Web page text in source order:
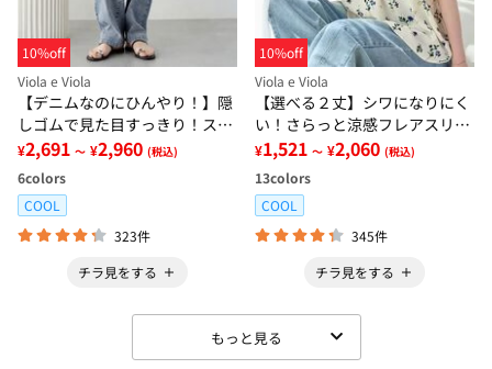
10%off
Viola e Viola
【デニムなのにひんやり！】隠
しゴムで見た目すっきり！スト
レッチ楽ちんデニム
¥2,691 ～ ¥2,960 (税込)
6colors
COOL
323件
チラ見をする
10%off
Viola e Viola
【選べる２丈】シワになりにく
い！さらっと涼感フレアスリー
ブブラウス
¥1,521 ～ ¥2,060 (税込)
13colors
COOL
345件
チラ見をする
もっと見る